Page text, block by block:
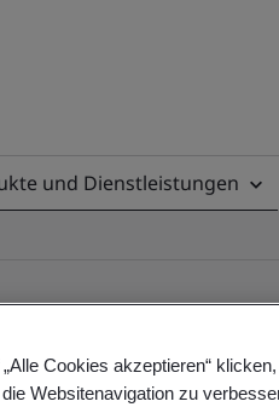
und Dienstleistungen
Cookies akzeptieren“
Websitenavigation zu